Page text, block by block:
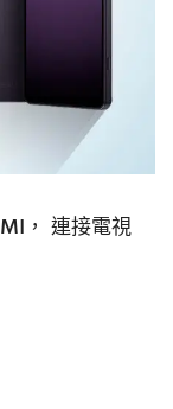
， 連接電視